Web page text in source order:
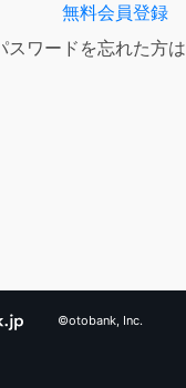
無料会員登録
スワードを忘れた方は
©otobank, Inc.